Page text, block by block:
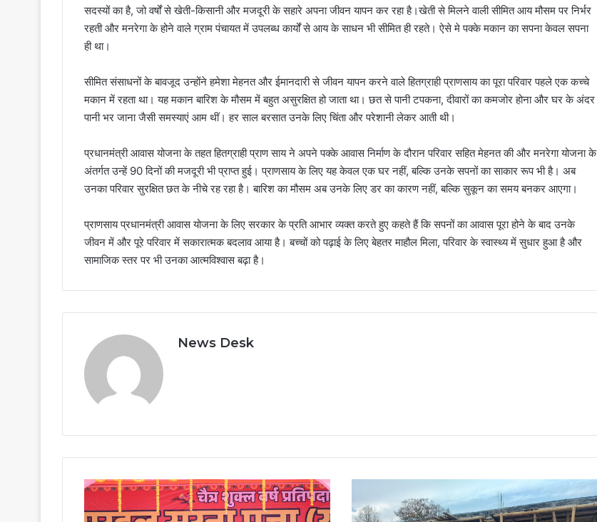
सदस्यों का है, जो वर्षों से खेती-किसानी और मजदूरी के सहारे अपना जीवन यापन कर रहा है।खेती से मिलने वाली सीमित आय मौसम पर निर्भर
रहती और मनरेगा के होने वाले ग्राम पंचायत में उपलब्ध कार्यों से आय के साधन भी सीमित ही रहते। ऐसे मे पक्के मकान का सपना केवल सपना
ही था।
सीमित संसाधनों के बावजूद उन्होंने हमेशा मेहनत और ईमानदारी से जीवन यापन करने वाले हितग्राही प्राणसाय का पूरा परिवार पहले एक कच्चे
मकान में रहता था। यह मकान बारिश के मौसम में बहुत असुरक्षित हो जाता था। छत से पानी टपकना, दीवारों का कमजोर होना और घर के अंदर
पानी भर जाना जैसी समस्याएं आम थीं। हर साल बरसात उनके लिए चिंता और परेशानी लेकर आती थी।
प्रधानमंत्री आवास योजना के तहत हितग्राही प्राण साय ने अपने पक्के आवास निर्माण के दौरान परिवार सहित मेहनत की और मनरेगा योजना के
अंतर्गत उन्हें 90 दिनों की मजदूरी भी प्राप्त हुई। प्राणसाय के लिए यह केवल एक घर नहीं, बल्कि उनके सपनों का साकार रूप भी है। अब
उनका परिवार सुरक्षित छत के नीचे रह रहा है। बारिश का मौसम अब उनके लिए डर का कारण नहीं, बल्कि सुकून का समय बनकर आएगा।
प्राणसाय प्रधानमंत्री आवास योजना के लिए सरकार के प्रति आभार व्यक्त करते हुए कहते हैं कि सपनों का आवास पूरा होने के बाद उनके
जीवन में और पूरे परिवार में सकारात्मक बदलाव आया है। बच्चों को पढ़ाई के लिए बेहतर माहौल मिला, परिवार के स्वास्थ्य में सुधार हुआ है और
सामाजिक स्तर पर भी उनका आत्मविश्वास बढ़ा है।
News Desk
सरहुल
जनजातीय
से